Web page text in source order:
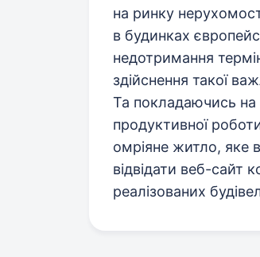
на ринку
в будинках
недотримання
здійснення такої
Та покладаючись на
продуктивної
омріяне житло, яке
відвідати веб-сайт
реалізованих